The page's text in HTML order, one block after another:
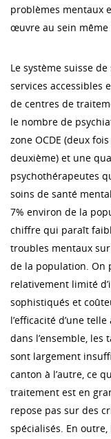
problèmes mentaux
œuvre au sein même
Le système suisse
services accessibles
de centres de
le nombre de
zone OCDE (deux
deuxième) et une
psychothérapeutes
soins de santé
7% environ de la
chiffre qui paraît
troubles mentaux
de la population. On
relativement limité
sophistiqués et
l’efficacité d’une
dans l’ensemble,
sont largement
canton à l’autre, ce
traitement est en
repose pas sur des
spécialisés. En